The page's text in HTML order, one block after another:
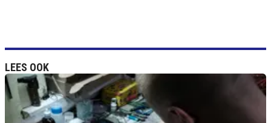
LEES OOK